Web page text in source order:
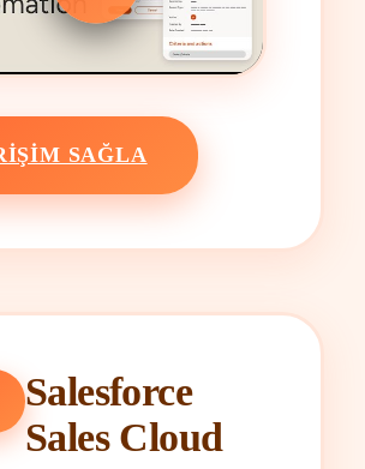
SAĞLA
Salesforce
Sales Cloud